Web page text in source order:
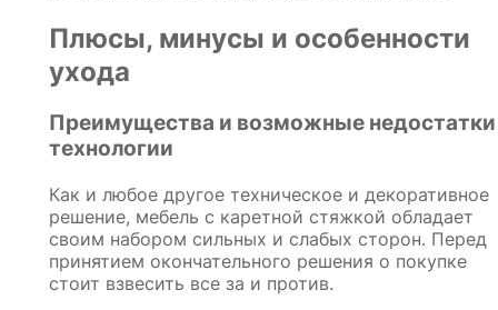
Плюсы, минусы и особенности
ухода
Преимущества и возможные недостатки
технологии
Как и любое другое техническое и декоративное
решение, мебель с каретной стяжкой обладает
своим набором сильных и слабых сторон. Перед
принятием окончательного решения о покупке
стоит взвесить все за и против.